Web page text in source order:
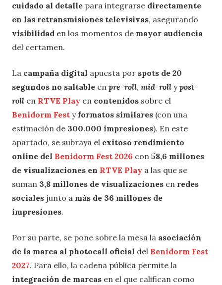
cuidado al detalle para integrarse directamente
en las retransmisiones televisivas, asegurando
visibilidad en los momentos de mayor audiencia
del certamen.
La campaña digital apuesta por spots de 20
segundos no saltable en pre-roll, mid-roll ypost-
roll en RTVE Play en contenidos sobre el
Benidorm Fest y formatos similares (con una
estimación de 300.000 impresiones). En este
apartado, se subraya el exitoso rendimiento
online del Benidorm Fest 2026 con 58,6 millones
de visualizaciones en RTVE Play a las que se
suman 3,8 millones de visualizaciones en redes
sociales junto a más de 36 millones de
impresiones.
Por su parte, se pone sobre la mesa la asociación
de la marca al photocall oficial del Benidorm Fest
2027. Para ello, la cadena pública permite la
integración de marcas en el que califican como